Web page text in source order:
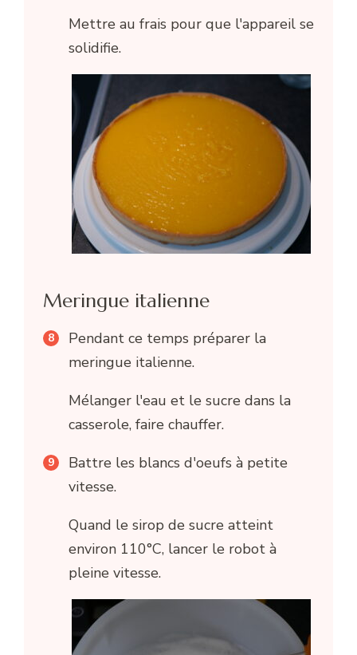
Mettre au frais pour que l'appareil se
solidifie.
Meringue italienne
Pendant ce temps préparer la
meringue italienne.
Mélanger l'eau et le sucre dans la
casserole, faire chauffer.
Battre les blancs d'oeufs à petite
vitesse.
Quand le sirop de sucre atteint
environ 110°C, lancer le robot à
pleine vitesse.